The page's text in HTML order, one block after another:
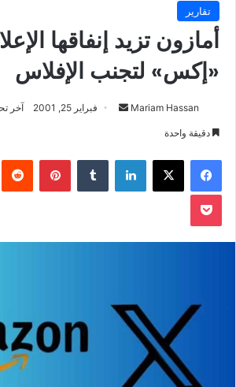
تقارير
أمازون تزيد إنفاقها
«إكس» لتجنب الإفلاس
Mariam Hassan
أرسل فبراير 25, 2001 آخر
دقيقة واحدة
فيسبوك ‫X لينكدإن بينتيريست
‫Pocket